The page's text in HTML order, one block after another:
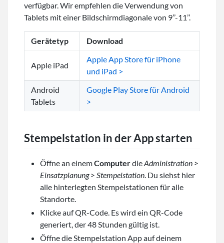
verfügbar. Wir empfehlen die Verwendung von
Tablets mit einer Bildschirmdiagonale von 9’’-11’’.
Gerätetyp Download
Apple iPad
Apple App Store für iPhone
und iPad >
Android
Tablets
Google Play Store für Android
>
Stempelstation in der App starten
Öffne an einemComputerdieAdministration >
Einsatzplanung > Stempelstation. Du siehst hier
alle hinterlegten Stempelstationen für alle
Standorte.
Klicke auf QR-Code. Es wird ein QR-Code
generiert, der 48 Stunden gültig ist.
Öffne die Stempelstation App auf deinem